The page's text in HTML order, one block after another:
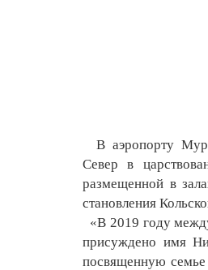
В аэропорту
Север в
размещенной в
становления
«В 2019 году
присуждено имя
посвященную семье